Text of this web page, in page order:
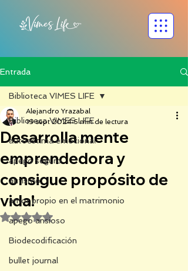
Entrada
Biblioteca VIMES LIFE
autoestima emocional
apego seguro
autismo
amor propio en el matrimonio
apego ansioso
Biodecodificación
bullet journal
Biblioteca VIMES LIFE
Desarrolla mente
emprendedora y
consigue propósito de
vida!
Alejandro Yrazabal
19 sept 2024 5 min de lectura
Obtuvo NaN de 5 estrellas.